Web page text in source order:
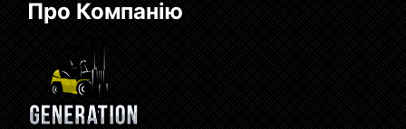
Про Компанію